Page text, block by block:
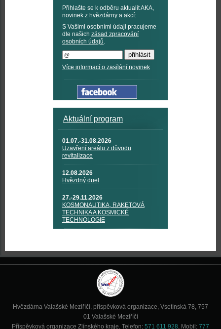
Přihlašte se k odběru aktualit AKA,
novinek z hvězdárny a akcí:
S Vašimi osobními údaji pracujeme
dle našich zásad zpracování
osobních údajů.
Více informací o zasílání novinek
Aktuální program
01.07.-31.08.2026
Uzavření areálu z důvodu
revitalizace
12.08.2026
Hvězdný duel
27.-29.11.2026
KOSMONAUTIKA, RAKETOVÁ
TECHNIKA A KOSMICKÉ
TECHNOLOGIE
Hvězdárna Valašské Meziříčí, příspěvková organizace, Vsetínská 78, 757
01 Valašské Meziříčí
Příspěvková organizace Zlínského kraje. Telefon: 571 611 928, Mobil: 777